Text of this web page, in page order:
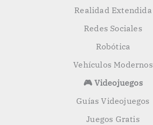
Realidad Extendida
Redes Sociales
Robótica
Vehículos Modernos
🎮 Videojuegos
Guías Videojuegos
Juegos Gratis